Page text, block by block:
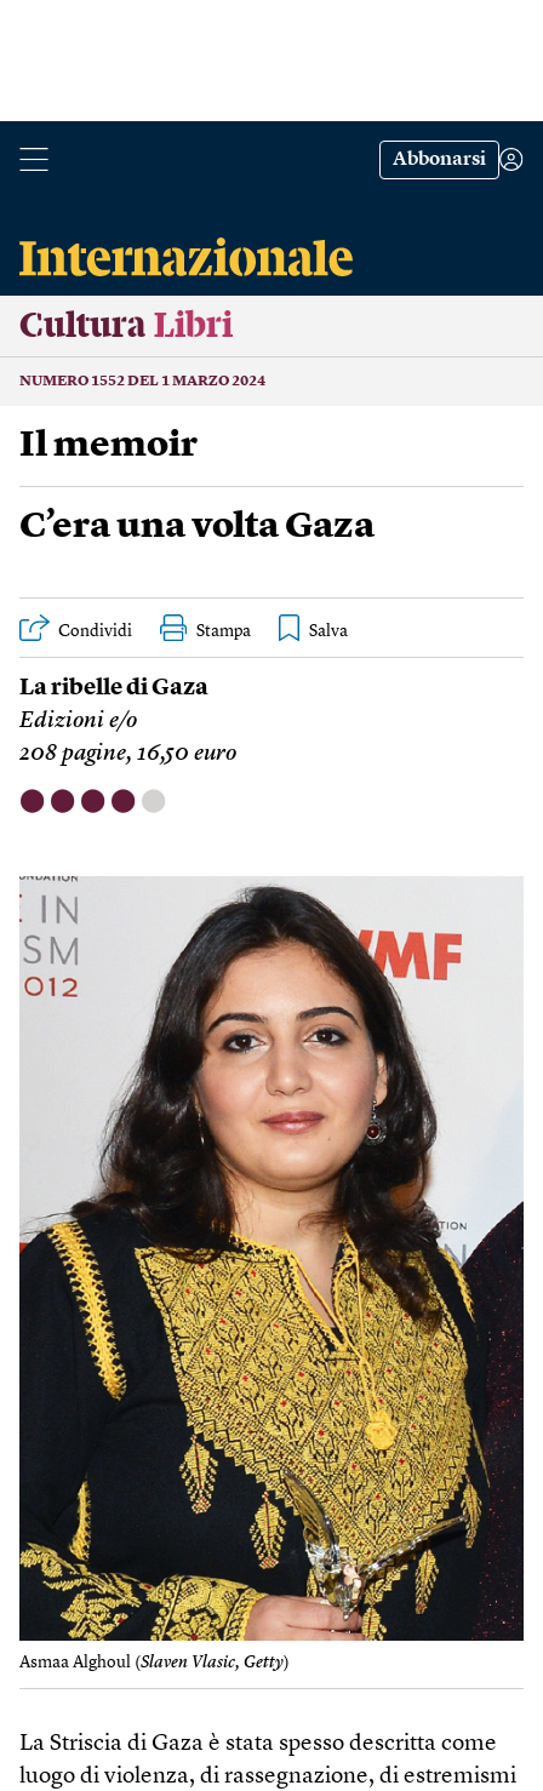
Abbonarsi
Cultura Libri
NUMERO 1552 DEL 1 MARZO 2024
Il memoir
C’era una volta Gaza
Condividi Stampa
La ribelle di Gaza
Edizioni e/o
208 pagine, 16,50 euro
⬤ ⬤ ⬤ ⬤ ⬤
Asmaa Alghoul (Slaven Vlasic, Getty)
La Striscia di Gaza è stata spesso descritta come
luogo di violenza, di rassegnazione, di estremismi